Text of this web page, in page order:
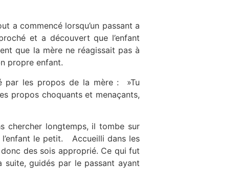
a commencé lorsqu’un passant a
et a découvert que l’enfant
que la mère ne réagissait pas à
propre enfant.
par les propos de la mère : »Tu
propos choquants et menaçants,
chercher longtemps, il tombe sur
l’enfant le petit. Accueilli dans les
des sois approprié. Ce qui fut
suite, guidés par le passant ayant